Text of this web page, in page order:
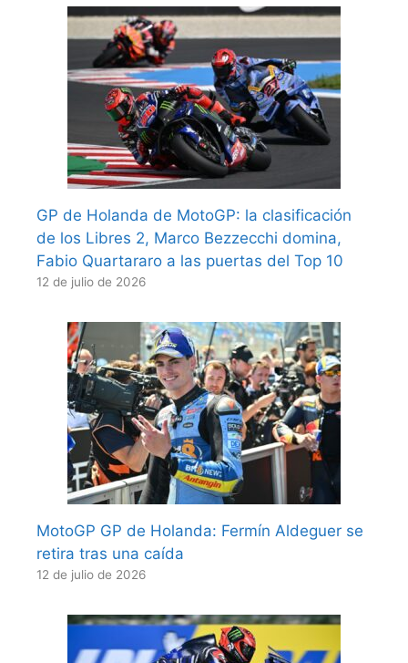
GP de Holanda de MotoGP: la clasificación
de los Libres 2, Marco Bezzecchi domina,
Fabio Quartararo a las puertas del Top 10
12 de julio de 2026
MotoGP GP de Holanda: Fermín Aldeguer se
retira tras una caída
12 de julio de 2026